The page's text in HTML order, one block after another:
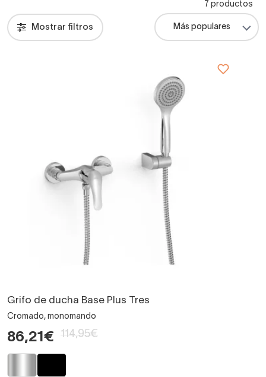
Mostrar filtros
7 productos
Grifo de ducha Base Plus Tres
Cromado, monomando
86,21€ 114,95€